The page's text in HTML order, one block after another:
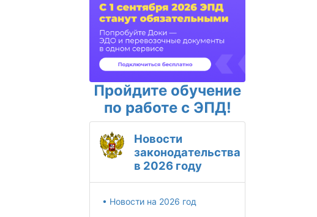
Пройдите обучение
по работе с ЭПД!
Новости
законодательства
в 2026 году
• Новости на 2026 год